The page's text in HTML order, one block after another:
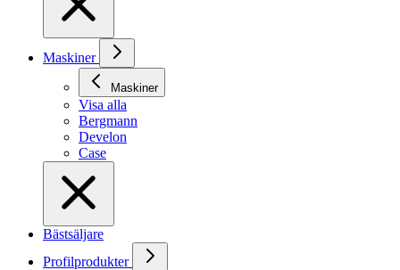
Maskiner
Maskiner
Visa alla
Bergmann
Develon
Case
Bästsäljare
Profilprodukter